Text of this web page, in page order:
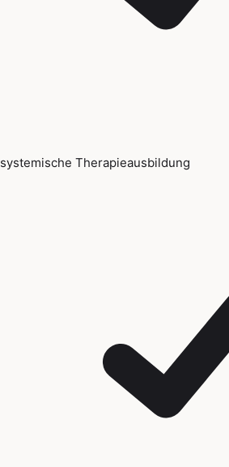
systemische Therapieausbildung